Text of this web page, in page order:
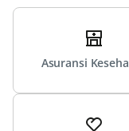
Asuransi